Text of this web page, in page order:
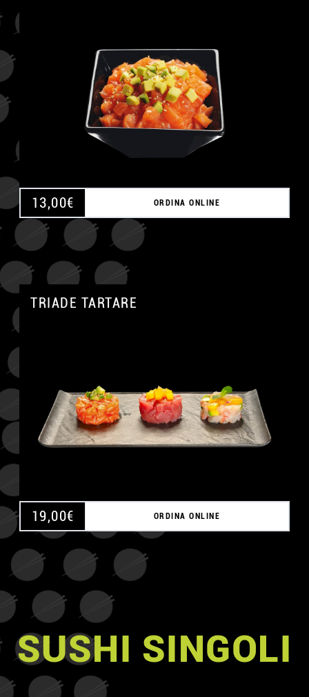
13,00€ ORDINA ONLINE
TRIADE TARTARE
19,00€ ORDINA ONLINE
SUSHI SINGOLI